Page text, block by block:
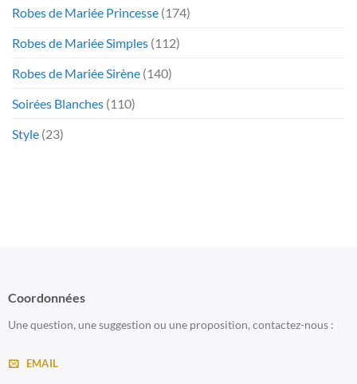
Robes de Mariée Princesse (174)
Robes de Mariée Simples (112)
Robes de Mariée Sirène (140)
Soirées Blanches (110)
Style (23)
Coordonnées
Une question, une suggestion ou une proposition, contactez-nous :
EMAIL